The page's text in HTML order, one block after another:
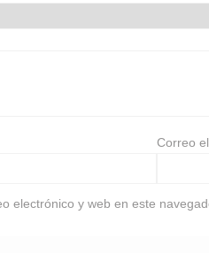
Correo
electrónico y web en este